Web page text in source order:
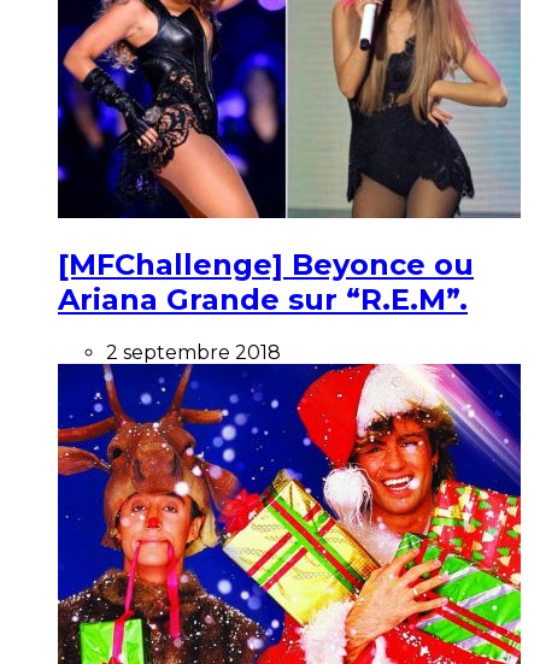
[MFChallenge] Beyonce ou
Ariana Grande sur “R.E.M”.
2 septembre 2018